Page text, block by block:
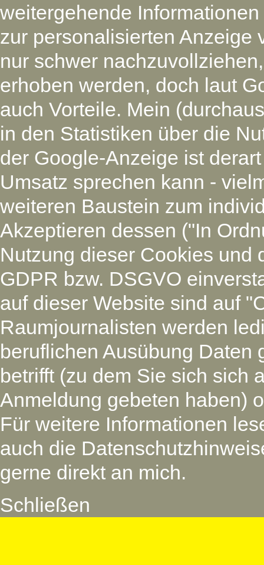
weitergehende
zur personalisierten Anzeige
nur schwer
erhoben werden, doch laut
auch Vorteile. Mein
in den Statistiken über die
der Google-Anzeige ist
Umsatz sprechen kann -
weiteren Baustein zum
Akzeptieren dessen ("In
Nutzung dieser Cookies und
GDPR bzw. DSGVO
auf dieser Website sind auf
Raumjournalisten werden
beruflichen Ausübung Daten
betrifft (zu dem Sie sich sich
Anmeldung gebeten haben)
Für weitere Informationen
auch die
gerne direkt an mich.
Schließen